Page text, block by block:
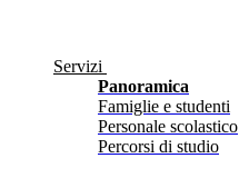
Servizi
Panoramica
Famiglie e studenti
Personale scolastico
Percorsi di studio